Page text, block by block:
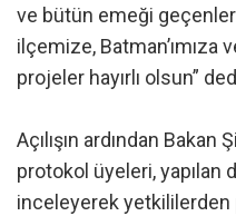
ve bütün emeği
ilçemize,
projeler hayırlı olsun”
Açılışın ardından
protokol üyeleri, yapılan
inceleyerek yetkililerden